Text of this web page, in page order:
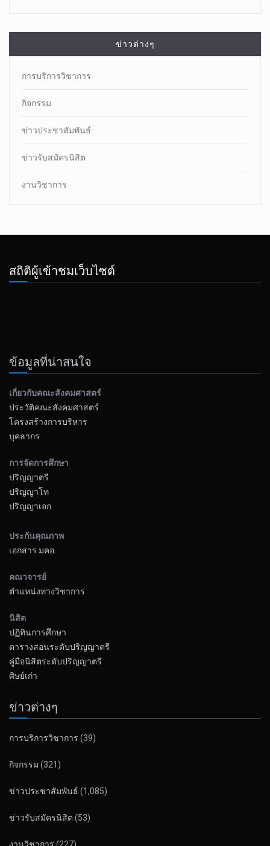
ข่าวต่างๆ
การบริการวิชาการ
กิจกรรม
ข่าวประชาสัมพันธ์
ข่าวรับสมัครนิสิต
งานวิชาการ
สถิติผู้เข้าชมเว็บไซต์
ข้อมูลที่น่าสนใจ
เกี่ยวกับคณะสังคมศาสตร์
ประวัติคณะสังคมศาสตร์
โครงสร้างการบริหาร
บุคลากร
การจัดการศึกษา
ปริญญาตรี
ปริญญาโท
ปริญญาเอก
ประกันคุณภาพ
เอกสาร มคอ.
คณาจารย์
ตำแหน่งทางวิชาการ
นิสิต
ปฏิทินการศึกษา
ตารางสอนระดับปริญญาตรี
คู่มือนิสิตระดับปริญญาตรี
ศิษย์เก่า
ข่าวต่างๆ
การบริการวิชาการ (39)
กิจกรรม (321)
ข่าวประชาสัมพันธ์ (1,085)
ข่าวรับสมัครนิสิต (53)